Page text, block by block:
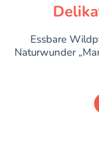
Essbare
Naturwunder